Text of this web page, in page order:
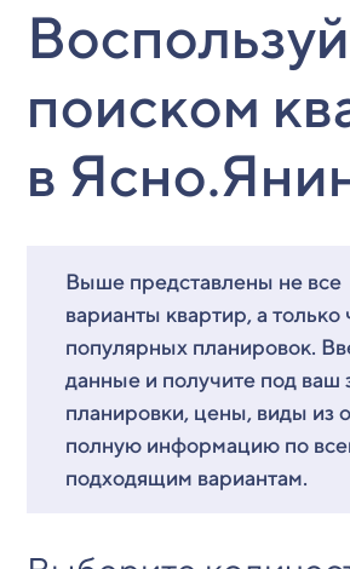
поиском
в
Выше представлены не все
варианты квартир, а только
популярных планировок.
данные и получите под ваш
планировки, цены, виды из
полную информацию по
подходящим вариантам.